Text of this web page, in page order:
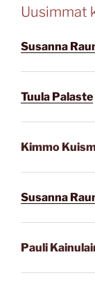
Uusimmat
Susanna
Tuula Palaste
Kimmo
Susanna
Pauli